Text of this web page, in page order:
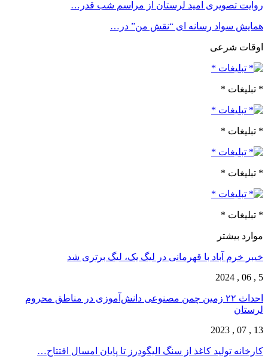
روایت تصویری امید لرستان از مراسم شب قدر…
همایش سواد رسانه ای “نقش من” در…
اوقات شرعی
* تبلیغات *
* تبلیغات *
* تبلیغات *
* تبلیغات *
موارد بیشتر
خیبر خرم آباد با قهرمانی در لیگ یک، لیگ برتری شد
5 , 06 , 2024
احداث ۲۲ زمین چمن مصنوعی دانش‌آموزی در مناطق محروم
لرستان
13 , 07 , 2023
کارخانه تولید کاغذ از سنگ الیگودرز تا پایان امسال افتتاح…